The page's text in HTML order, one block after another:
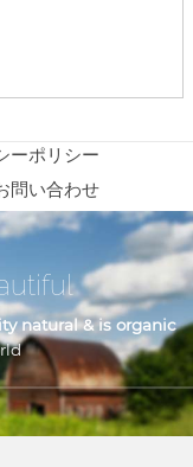
ーポリシー
問い合わせ
natural & is organic